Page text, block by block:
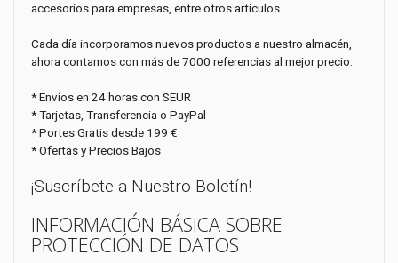
accesorios para empresas, entre otros artículos.
Cada día incorporamos nuevos productos a nuestro almacén,
ahora contamos con más de 7000 referencias al mejor precio.
* Envíos en 24 horas con SEUR
* Tarjetas, Transferencia o PayPal
* Portes Gratis desde 199 €
* Ofertas y Precios Bajos
¡Suscríbete a Nuestro Boletín!
INFORMACIÓN BÁSICA SOBRE
PROTECCIÓN DE DATOS